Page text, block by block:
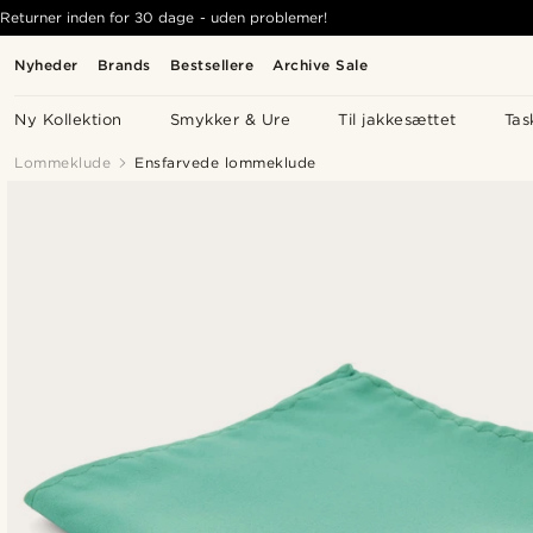
Nyheder Brands Bestsellere Archive Sale
Ny Kollektion Smykker & Ure Til jakkesættet
Returner inden for 30 dage - uden problemer!
Lommeklude Ensfarvede lommeklude